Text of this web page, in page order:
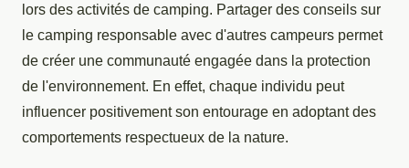
lors des activités de camping. Partager des conseils sur
le camping responsable avec d'autres campeurs permet
de créer une communauté engagée dans la protection
de l'environnement. En effet, chaque individu peut
influencer positivement son entourage en adoptant des
comportements respectueux de la nature.